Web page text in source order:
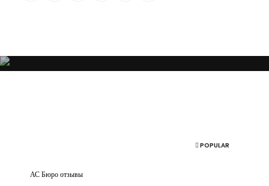
POPULAR
АС Бюро отзывы